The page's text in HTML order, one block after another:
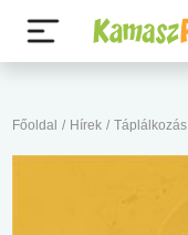
Főoldal / Hírek / Táplálkozás